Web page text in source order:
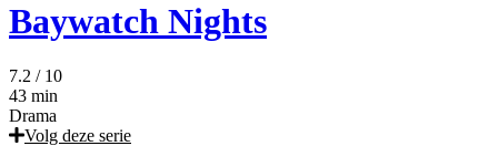
Baywatch Nights
7.2 / 10
43 min
Drama
Volg deze serie